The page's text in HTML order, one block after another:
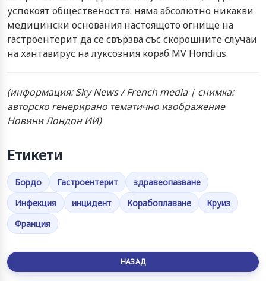
успокоят обществеността: няма абсолютно никакви
медицински основания настоящото огнище на
гастроентерит да се свързва със скорошните случаи
на хантавирус на луксозния кораб MV Hondius.
(информация: Sky News / French media | снимка:
авторско генерирано тематично изображение
Новини Лондон ИИ)
Етикети
Бордо Гастроентерит
здравеопазване
Инфекция
инцидент Корабоплаване
Круиз
Франция
НАЗАД